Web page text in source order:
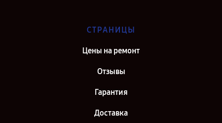
СТРАНИЦЫ
Цены на ремонт
Отзывы
Гарантия
Доставка